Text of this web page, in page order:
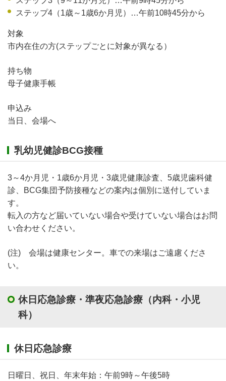
ステップ4（1歳～1歳6か月児）…午前10時45分から
対象
市内在住の方(ステップごとに対象が異なる）
持ち物
母子健康手帳
申込み
当日、会場へ
乳幼児健診BCG接種
3～4か月児・1歳6か月児・3歳児健康診査、5歳児歯科健
診、BCG集団予防接種などの案内は個別に送付していま
す。
転入の方など届いていない場合や受けていない場合はお問
い合わせください。
(注) 会場は健康センター。車での来場はご遠慮くださ
い。
休日応急診療・準夜応急診療（内科・小児
科）
休日応急診療
日曜日、祝日、年末年始：午前9時～午後5時